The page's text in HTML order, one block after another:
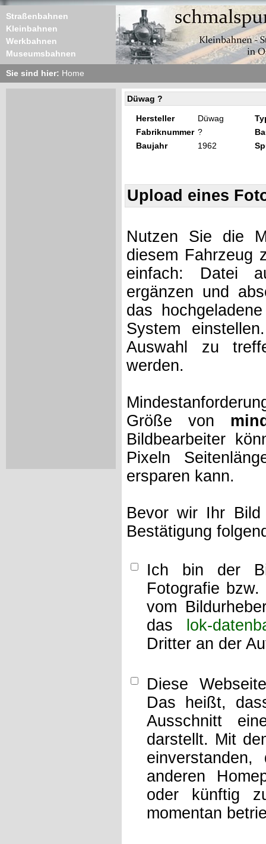
Straßenbahnen
Kleinbahnen
Werkbahnen
Museumsbahnen
Sie sind hier: Home
Düwag ?
Hersteller Düwag
Fabriknummer ?
Baujahr
1962
Upload eines
Nutzen Sie die
diesem Fahrzeug
einfach: Datei
ergänzen und
das
System
Auswahl zu
werden.
Größe von
Bildbearbeiter
Pixeln
ersparen kann.
Bevor wir Ihr
Bestätigung
Ich bin der
Fotografie
vom
das
lok-
Dritter an der
Diese
Das heißt,
Ausschnitt
darstellt. Mit
anderen
oder künftig
momentan